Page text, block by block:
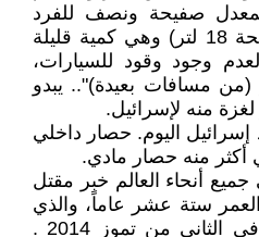
صفيحة ونصف للفرد
الواحد أسبوعياً (سعة الصفيحة 18 لتر) وهي كمية قليلة
وجود وقود للسيارات،
(من مسافات بعيدة)".. يبدو
منه لإسرائيل.
اليوم. حصار داخلي
منه حصار مادي.
أنحاء العالم خبر مقتل
ستة عشر عاماً، والذي
أحرقه متطرفون يهود حياً في الثاني من تموز 2014 .